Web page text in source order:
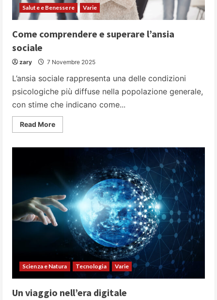
Salute e Benessere Varie
Come comprendere e superare l’ansia
sociale
zary 7 Novembre 2025
L’ansia sociale rappresenta una delle condizioni
psicologiche più diffuse nella popolazione generale,
con stime che indicano come...
Read MoreRead
more
comprendere
sociale
Scienza e Natura Tecnologia Varie
Un viaggio nell’era digitale